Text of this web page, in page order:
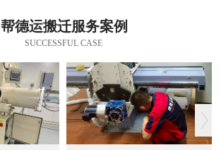
帮德运搬迁服务案例
SUCCESSFUL CASE